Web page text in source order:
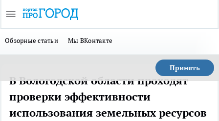
Обзорные статьи Мы ВКонтакте
Принять
В Вологодской области проходят
проверки эффективности
использования земельных ресурсов